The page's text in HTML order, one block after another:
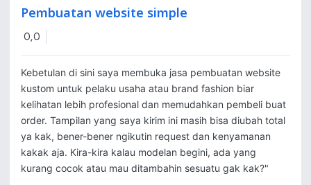
Pembuatan website simple
0,0
Kebetulan di sini saya membuka jasa pembuatan website
kustom untuk pelaku usaha atau brand fashion biar
kelihatan lebih profesional dan memudahkan pembeli buat
order. Tampilan yang saya kirim ini masih bisa diubah total
ya kak, bener-bener ngikutin request dan kenyamanan
kakak aja. Kira-kira kalau modelan begini, ada yang
kurang cocok atau mau ditambahin sesuatu gak kak?"